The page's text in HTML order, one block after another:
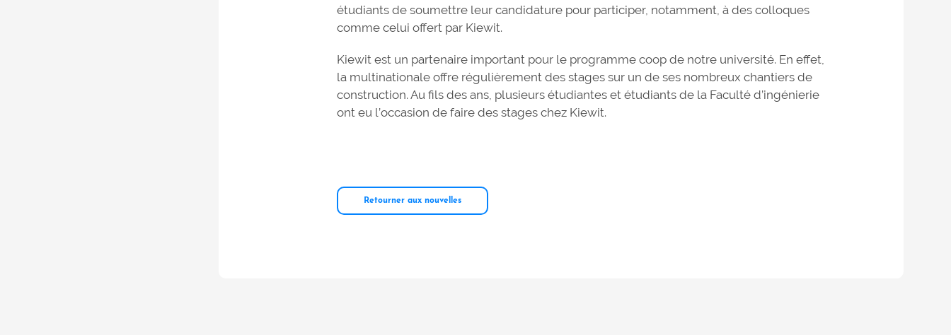
étudiants de soumettre leur candidature pour participer, notamment, à des colloques
comme celui offert par Kiewit.
Kiewit est un partenaire important pour le programme coop de notre université. En effet,
la multinationale offre régulièrement des stages sur un de ses nombreux chantiers de
construction. Au fils des ans, plusieurs étudiantes et étudiants de la Faculté d’ingénierie
ont eu l’occasion de faire des stages chez Kiewit.
Retourner aux nouvelles